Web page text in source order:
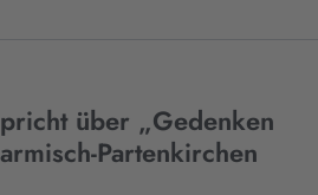
über „Gedenken
Partenkirchen